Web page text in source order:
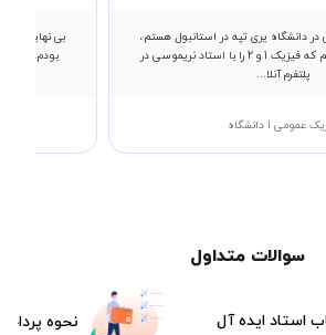
دانشگاه یری تپه در استانبول هستم،
من این فرصت را داشتم که فیزیک 1 و 2 را با استاد نریموسی در
پلتفرم آنلا...
عمومی 1 دانشگاه
بودم،
سوالات متداول
استاد ایده آل نحوه